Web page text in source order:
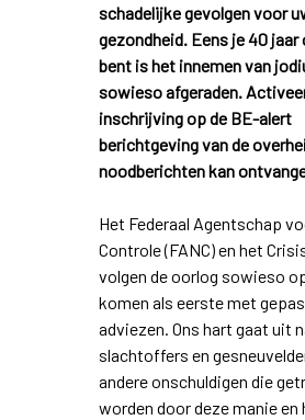
schadelijke gevolgen voor
gezondheid. Eens je 40 jaar
bent is het innemen van
sowieso afgeraden.
inschrijving op de BE-alert
berichtgeving van de
noodberichten kan
Het Federaal Agentschap
Controle (FANC) en het
volgen de oorlog sowieso
komen als eerste met
adviezen. Ons hart gaat uit
slachtoffers en
andere onschuldigen die
worden door deze manie en